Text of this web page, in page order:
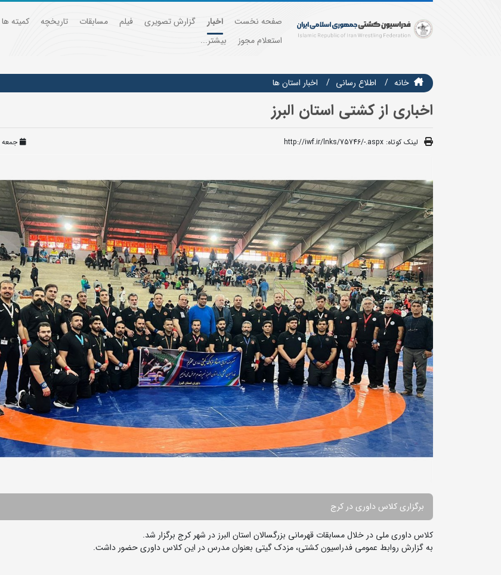
صفحه نخست اخبار گزارش تصویری فیلم مسابقات تاریخچه
کمیته ها
استعلام مجوز
بیشتر...
خانه اطلاع رسانی اخبار استان ها
اخباری از کشتی استان البرز
لینک کوتاه: http://iwf.ir/lnks/75746/-.aspx جمعه ۹ آذر ۱۴۰۳
برگزاری کلاس داوری در کرج
کلاس داوری ملی در خلال مسابقات قهرمانی بزرگسالان استان البرز در شهر کرج برگزار شد.
به گزارش روابط عمومی فدراسیون کشتی، مزدک گیتی بعنوان مدرس در این کلاس داوری حضور داشت.